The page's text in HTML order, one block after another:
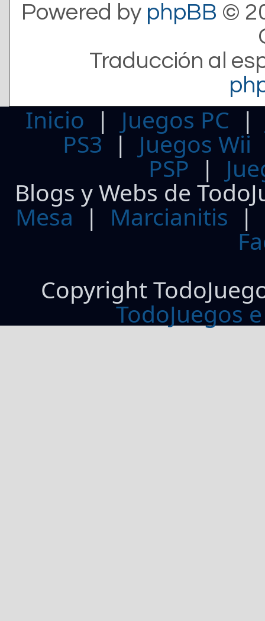
Powered by phpBB ©
Traducción al
Inicio | Juegos PC
PS3| Juegos Wii
PSP |
Blogs y Webs de
Mesa | Marcianitis |
Copyright
TodoJuegos